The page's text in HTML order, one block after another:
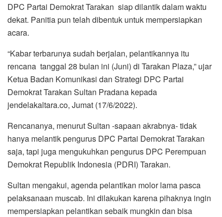
DPC Partai Demokrat Tarakan siap dilantik dalam waktu
dekat. Panitia pun telah dibentuk untuk mempersiapkan
acara.
“Kabar terbarunya sudah berjalan, pelantikannya itu
rencana tanggal 28 bulan ini (Juni) di Tarakan Plaza,” ujar
Ketua Badan Komunikasi dan Strategi DPC Partai
Demokrat Tarakan Sultan Pradana kepada
jendelakaltara.co, Jumat (17/6/2022).
Rencananya, menurut Sultan -sapaan akrabnya- tidak
hanya melantik pengurus DPC Partai Demokrat Tarakan
saja, tapi juga mengukuhkan pengurus DPC Perempuan
Demokrat Republik Indonesia (PDRI) Tarakan.
Sultan mengakui, agenda pelantikan molor lama pasca
pelaksanaan muscab. Ini dilakukan karena pihaknya ingin
mempersiapkan pelantikan sebaik mungkin dan bisa